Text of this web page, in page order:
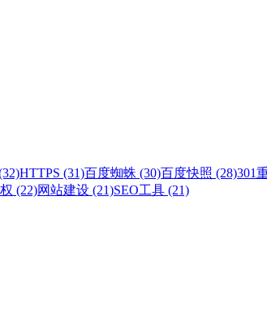
HTTPS (31)百度蜘蛛 (30)百度快照 (28)301
(22)网站建设 (21)SEO工具 (21)